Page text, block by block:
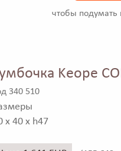
чтобы подумать
Keope
340 510
x 40 x h47